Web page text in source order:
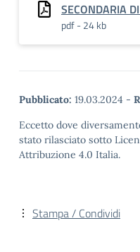
SECONDARIA
pdf - 24 kb
Pubblicato: 19.03.2024 -
Eccetto dove
stato rilasciato sotto
Attribuzione 4.0 Italia.
Stampa / Condividi